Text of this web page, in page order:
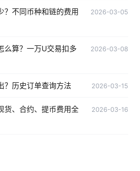
？不同币种和链的费用
2026-03-05
么算？一万U交易扣多
2026-03-08
？历史订单查询方法 2026-03-15
货、合约、提币费用全
2026-03-16